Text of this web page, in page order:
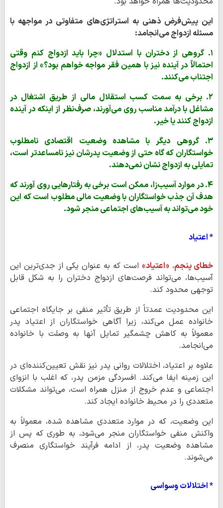
این پیش‌فرض ذهنی به استراتژی‌های متفاوتی در مواجهه با
مسئله ازدواج می‌انجامد:
۱. گروهی از دختران با استدلال «چرا باید ازدواج کنم وقتی
احتمالاً در آینده نیز با همین فقر مواجه خواهم بود؟» از ازدواج
اجتناب می‌کنند.
۲. برخی به سمت کسب استقلال مالی از طریق اشتغال در
مشاغل با درآمد مناسب روی می‌آورند، صرف‌نظر از اینکه در آینده
ازدواج کنند یا خیر.
۳. گروهی دیگر با مشاهده وضعیت اقتصادی نامطلوب
خواستگاران که گاه حتی از وضعیت پدرشان نیز نامساعدتر است،
تمایلی به ازدواج نشان نمی‌دهند.
۴. در موارد آسیب‌زا، ممکن است برخی به رفتارهایی روی آورند که
هدف آن جذب خواستگاران با وضعیت مالی مطلوب است که این
خود می‌تواند به آسیب‌های اجتماعی منجر شود.
* اعتیاد
خطای پنجم، «اعتیاد» است که به عنوان یکی از جدی‌ترین این
آسیب‌ها، می‌تواند فرصت‌های ازدواج دختران را به شکل قابل
توجهی محدود کند.
این محدودیت عمدتاً از طریق تأثیر منفی بر جایگاه اجتماعی
خانواده عمل می‌کند، زیرا آگاهی خواستگاران از اعتیاد پدر
معمولاً به کاهش چشمگیر تمایل آنها به وصلت با خانواده
می‌انجامد.
علاوه بر اعتیاد، اختلالات روانی پدر نیز نقش تعیین‌کننده‌ای در
این زمینه ایفا می‌کند. افسردگی مزمن پدر، که اغلب با انزوای
اجتماعی و عدم خروج از منزل همراه است، می‌تواند مشکلات
متعددی را در محیط خانواده ایجاد کند.
این وضعیت، که در موارد متعددی مشاهده شده، معمولاً به
واکنش منفی خواستگاران منجر می‌شود، به طوری که پس از
مشاهده وضعیت پدر، از ادامه فرآیند خواستگاری منصرف
می‌شوند.
* اختلالات وسواسی